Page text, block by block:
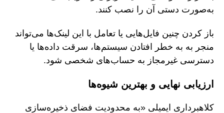
به‌صورت دستی آن را نصب کنند.
باز کردن چنین فایل‌هایی یا تعامل با این لینک‌ها می‌تواند
منجر به به خطر افتادن سیستم‌ها، سرقت داده‌ها یا
دسترسی غیرمجاز به حساب‌های شخصی شود.
ارزیابی نهایی و بهترین شیوه‌ها
کلاهبرداری ایمیلی «به محدودیت فضای ذخیره‌سازی